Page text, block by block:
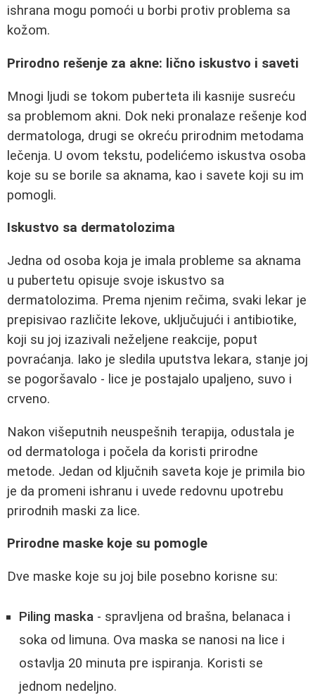
ishrana mogu pomoći u borbi protiv problema sa
kožom.
Prirodno rešenje za akne: lično iskustvo i saveti
Mnogi ljudi se tokom puberteta ili kasnije susreću
sa problemom akni. Dok neki pronalaze rešenje kod
dermatologa, drugi se okreću prirodnim metodama
lečenja. U ovom tekstu, podelićemo iskustva osoba
koje su se borile sa aknama, kao i savete koji su im
pomogli.
Iskustvo sa dermatolozima
Jedna od osoba koja je imala probleme sa aknama
u pubertetu opisuje svoje iskustvo sa
dermatolozima. Prema njenim rečima, svaki lekar je
prepisivao različite lekove, uključujući i antibiotike,
koji su joj izazivali neželjene reakcije, poput
povraćanja. Iako je sledila uputstva lekara, stanje joj
se pogoršavalo - lice je postajalo upaljeno, suvo i
crveno.
Nakon višeputnih neuspešnih terapija, odustala je
od dermatologa i počela da koristi prirodne
metode. Jedan od ključnih saveta koje je primila bio
je da promeni ishranu i uvede redovnu upotrebu
prirodnih maski za lice.
Prirodne maske koje su pomogle
Dve maske koje su joj bile posebno korisne su:
Piling maska - spravljena od brašna, belanaca i
soka od limuna. Ova maska se nanosi na lice i
ostavlja 20 minuta pre ispiranja. Koristi se
jednom nedeljno.